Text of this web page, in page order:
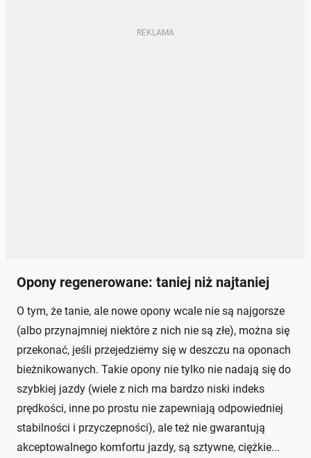
Opony regenerowane: taniej niż najtaniej
O tym, że tanie, ale nowe opony wcale nie są najgorsze
(albo przynajmniej niektóre z nich nie są złe), można się
przekonać, jeśli przejedziemy się w deszczu na oponach
bieżnikowanych. Takie opony nie tylko nie nadają się do
szybkiej jazdy (wiele z nich ma bardzo niski indeks
prędkości, inne po prostu nie zapewniają odpowiedniej
stabilności i przyczepności), ale też nie gwarantują
akceptowalnego komfortu jazdy, są sztywne, ciężkie...